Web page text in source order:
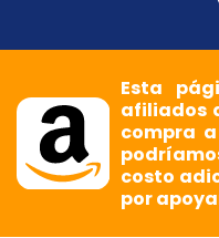
Esta
afiliados
compra
costo
por